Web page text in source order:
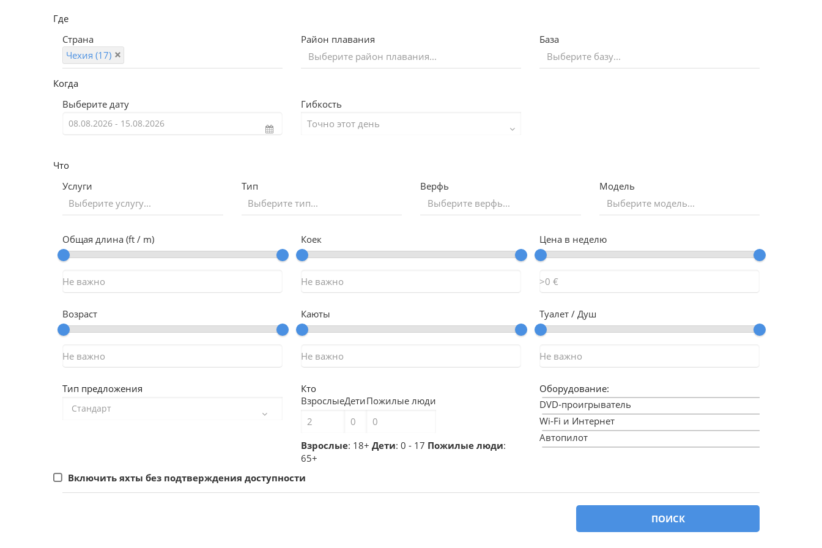
Где
Страна
Чехия (17)
Район плавания База
Когда
Выберите дату
Гибкость
Что
Услуги
Выберите услугу...
Тип
Выберите тип...
Верфь Модель
Общая длина (ft / m) Коек Цена в неделю
Возраст Каюты Туалет / Душ
Тип предложения
Кто
ВзрослыеДетиПожилые люди
Взрослые: 18+ Дети: 0 - 17 Пожилые люди:
65+
Оборудование:
DVD-проигрыватель
Wi-Fi и Интернет
Автопилот
Гараж для тендеров
Включить яхты без подтверждения доступности
ПОИСК